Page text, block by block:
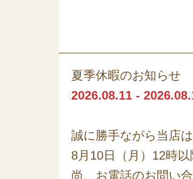
夏季休暇のお知らせ
2026.08.11 -
誠に勝手ながら当店
8月10日（月）12時
尚、お電話のお問い